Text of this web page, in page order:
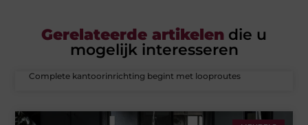
Gerelateerde artikelen die u
mogelijk interesseren
Complete kantoorinrichting begint met looproutes